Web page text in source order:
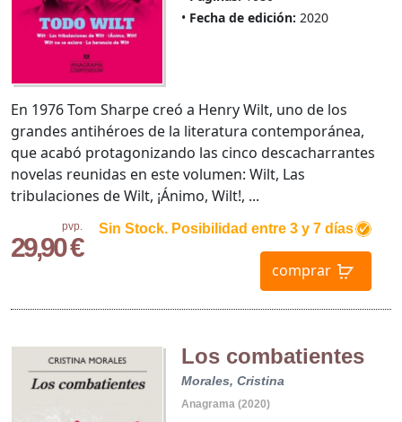
Fecha de edición: 2020
pvp.
29,90 €
Sin Stock. Posibilidad entre 3 y 7 días
comprar
En 1976 Tom Sharpe creó a Henry Wilt, uno de los
grandes antihéroes de la literatura contemporánea,
que acabó protagonizando las cinco descacharrantes
novelas reunidas en este volumen: Wilt, Las
tribulaciones de Wilt, ¡Ánimo, Wilt!, ...
Los combatientes
Morales, Cristina
Anagrama (2020)